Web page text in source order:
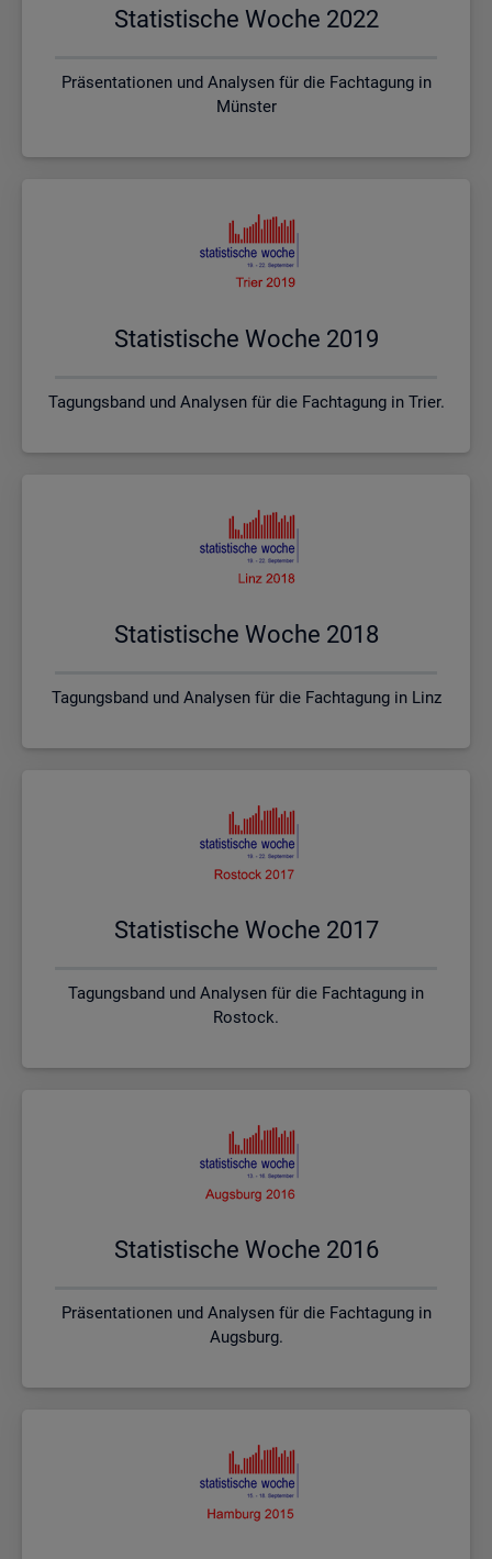
Sta­tis­ti­sche Woche 2022
Präsentationen und Analysen für die Fachtagung in
Münster
Sta­tis­ti­sche Woche 2019
Tagungsband und Analysen für die Fachtagung in Trier.
Sta­tis­ti­sche Woche 2018
Tagungsband und Analysen für die Fachtagung in Linz
Sta­tis­ti­sche Woche 2017
Tagungsband und Analysen für die Fachtagung in
Rostock.
Sta­tis­ti­sche Woche 2016
Präsentationen und Analysen für die Fachtagung in
Augsburg.